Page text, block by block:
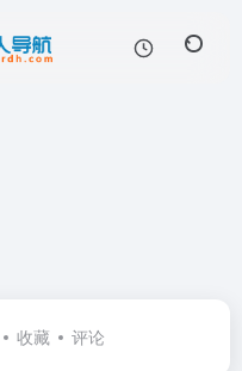
收藏 评论